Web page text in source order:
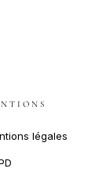
légales